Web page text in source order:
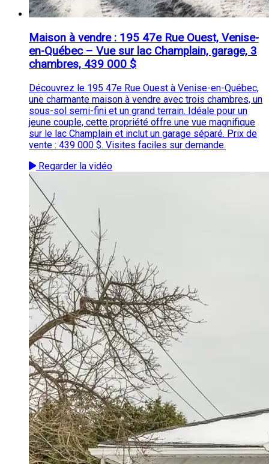
Maison à vendre : 195 47e Rue Ouest, Venise-
en-Québec – Vue sur lac Champlain, garage, 3
chambres, 439 000 $
Découvrez le 195 47e Rue Ouest à Venise-en-Québec,
une charmante maison à vendre avec trois chambres, un
sous-sol semi-fini et un grand terrain. Idéale pour un
jeune couple, cette propriété offre une vue magnifique
sur le lac Champlain et inclut un garage séparé. Prix de
vente : 439 000 $. Visites faciles sur demande.
Regarder la vidéo